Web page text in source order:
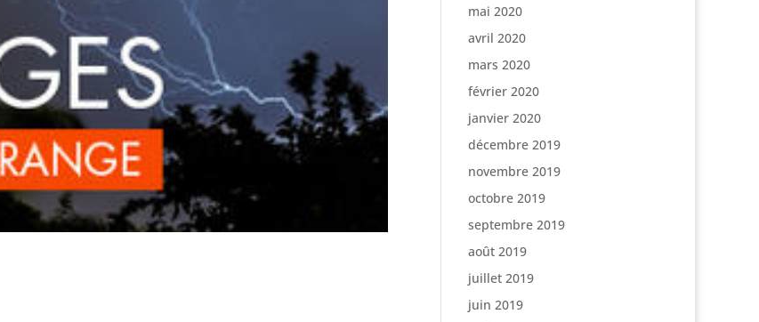
mai 2020
avril 2020
mars 2020
février 2020
janvier 2020
décembre 2019
novembre 2019
octobre 2019
septembre 2019
août 2019
juillet 2019
juin 2019